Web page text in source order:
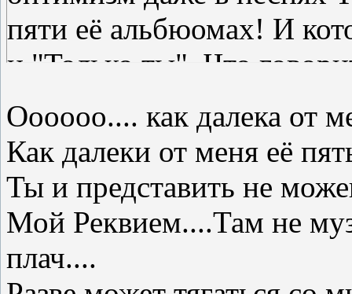
пяти её альбюомах! И
и "Только ты". Что
гораздо суровее
Оооооо.... как далека от
Как далеки от меня её
Ты и представить не
Мой Реквием....Там не
плач....